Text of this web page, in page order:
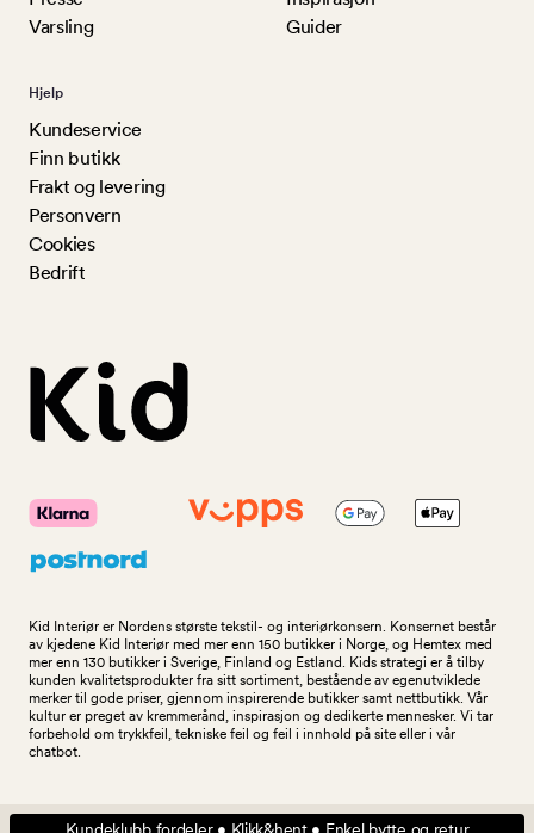
Varsling
Guider
Hjelp
Kundeservice
Finn butikk
Frakt og levering
Personvern
Cookies
Bedrift
Kid Interiør er Nordens største tekstil- og interiørkonsern. Konsernet består
av kjedene Kid Interiør med mer enn 150 butikker i Norge, og Hemtex med
mer enn 130 butikker i Sverige, Finland og Estland. Kids strategi er å tilby
kunden kvalitetsprodukter fra sitt sortiment, bestående av egenutviklede
merker til gode priser, gjennom inspirerende butikker samt nettbutikk. Vår
kultur er preget av kremmerånd, inspirasjon og dedikerte mennesker. Vi tar
forbehold om trykkfeil, tekniske feil og feil i innhold på site eller i vår
chatbot.